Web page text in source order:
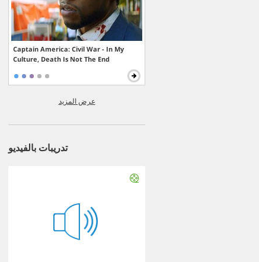
Captain America: Civil War - In My
Culture, Death Is Not The End
عرض المزيد
تدريبات بالفيديو